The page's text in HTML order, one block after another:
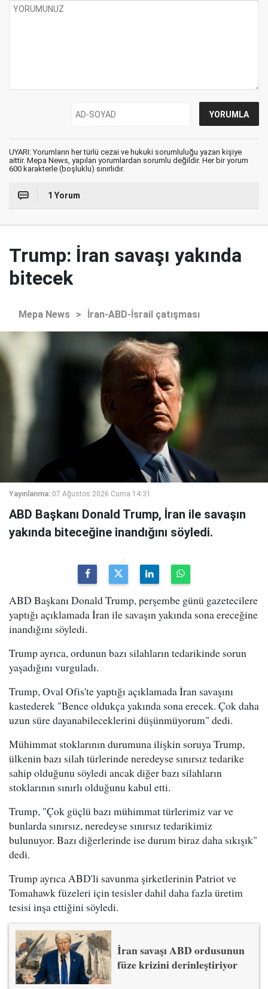
UYARI: Yorumların her türlü cezai ve hukuki sorumluluğu yazan kişiye
aittir. Mepa News, yapılan yorumlardan sorumlu değildir. Her bir yorum
600 karakterle (boşluklu) sınırlıdır.
1 Yorum
Trump: İran savaşı yakında
bitecek
Mepa News > İran-ABD-İsrail çatışması
Yayınlanma: 07 Ağustos 2026 Cuma 14:31
ABD Başkanı Donald Trump, İran ile savaşın
yakında biteceğine inandığını söyledi.
ABD Başkanı Donald Trump, perşembe günü gazetecilere
yaptığı açıklamada İran ile savaşın yakında sona ereceğine
inandığını söyledi.
Trump ayrıca, ordunun bazı silahların tedarikinde sorun
yaşadığını vurguladı.
Trump, Oval Ofis'te yaptığı açıklamada İran savaşını
kastederek "Bence oldukça yakında sona erecek. Çok daha
uzun süre dayanabileceklerini düşünmüyorum" dedi.
Mühimmat stoklarının durumuna ilişkin soruya Trump,
ülkenin bazı silah türlerinde neredeyse sınırsız tedarike
sahip olduğunu söyledi ancak diğer bazı silahların
stoklarının sınırlı olduğunu kabul etti.
Trump, "Çok güçlü bazı mühimmat türlerimiz var ve
bunlarda sınırsız, neredeyse sınırsız tedarikimiz
bulunuyor. Bazı diğerlerinde ise durum biraz daha sıkışık"
dedi.
Trump ayrıca ABD'li savunma şirketlerinin Patriot ve
Tomahawk füzeleri için tesisler dahil daha fazla üretim
tesisi inşa ettiğini söyledi.
İran savaşı ABD ordusunun
füze krizini derinleştiriyor